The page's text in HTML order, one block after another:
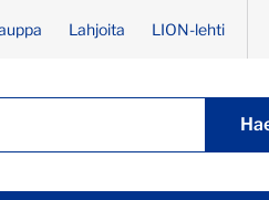
Lahjoita LION-lehti